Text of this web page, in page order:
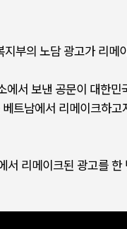
부의 노담 광고가 리메
에서 보낸 공문이 대한
트남에서 리메이크하
서 리메이크된 광고를 한